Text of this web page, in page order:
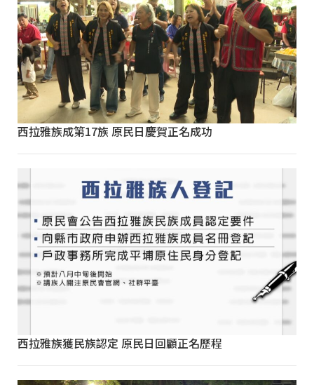
西拉雅族成第17族 原民日慶賀正名成功
西拉雅族獲民族認定 原民日回顧正名歷程